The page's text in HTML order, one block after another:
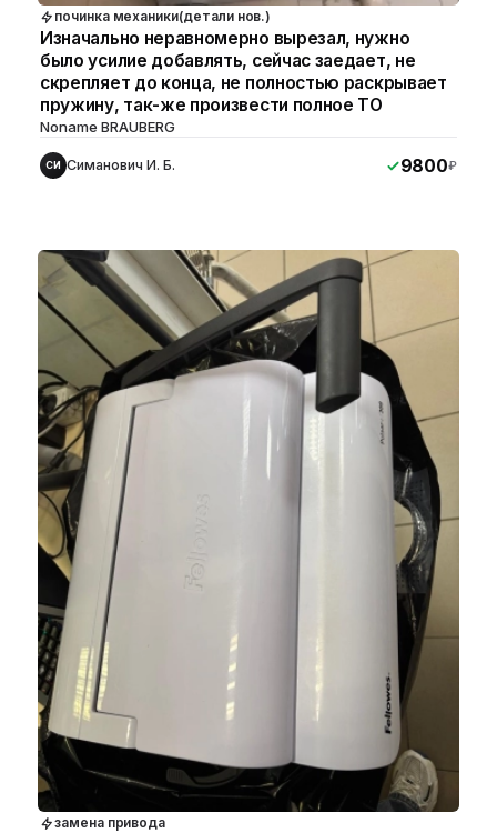
починка механики(детали нов.)
Изначально неравномерно вырезал, нужно
было усилие добавлять, сейчас заедает, не
скрепляет до конца, не полностью раскрывает
пружину, так-же произвести полное ТО
Noname BRAUBERG
СИ Симанович И. Б. 9800₽
замена привода